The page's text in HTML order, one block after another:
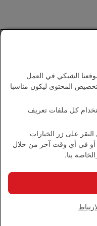
العبودية الحديثة
الشبكي في العمل
المحتوى ليكون مناسبا
كل ملفات تعريف
على زر الخيارات
أو في أي وقت آخر من خلال
الخاصة بنا.